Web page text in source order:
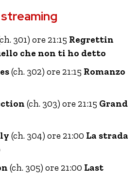
301) ore 21:15 Regrettin
che non ti ho detto
(ch. 302) ore 21:15 Romanzo
(ch. 303) ore 21:15 Grand
(ch. 304) ore 21:00 La strada
(ch. 305) ore 21:00 Last